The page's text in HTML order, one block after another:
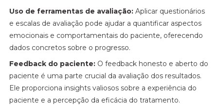
Uso de ferramentas de avaliação: Aplicar questionários
e escalas de avaliação pode ajudar a quantificar aspectos
emocionais e comportamentais do paciente, oferecendo
dados concretos sobre o progresso.
Feedback do paciente: O feedback honesto e aberto do
paciente é uma parte crucial da avaliação dos resultados.
Ele proporciona insights valiosos sobre a experiência do
paciente e a percepção da eficácia do tratamento.